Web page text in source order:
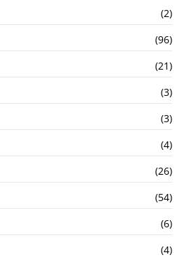
(2)
(96)
(21)
(3)
(3)
(4)
(26)
(54)
(6)
(4)